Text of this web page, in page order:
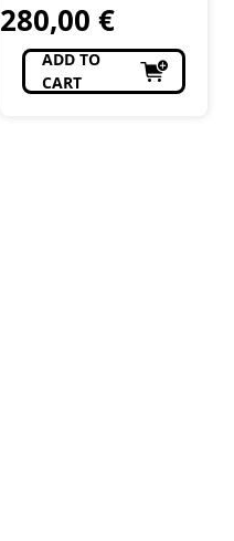
280,00 €
ADD TO
CART